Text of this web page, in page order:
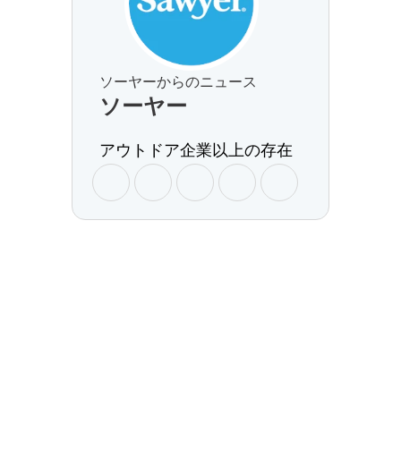
ソーヤーからのニュース
ソーヤー
アウトドア企業以上の存在